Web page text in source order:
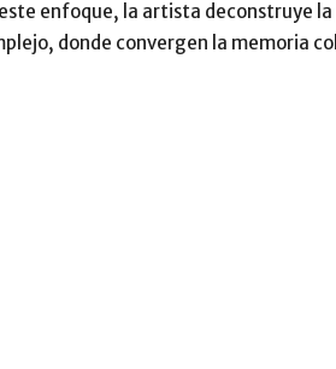
enfoque, la artista deconstruye
donde convergen la memoria